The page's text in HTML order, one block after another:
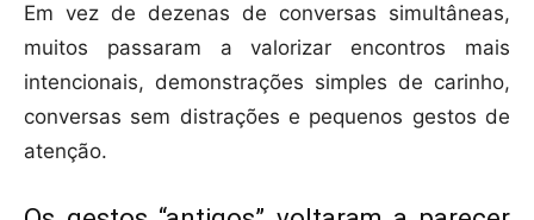
Em vez de dezenas de conversas simultâneas,
muitos passaram a valorizar encontros mais
intencionais, demonstrações simples de carinho,
conversas sem distrações e pequenos gestos de
atenção.